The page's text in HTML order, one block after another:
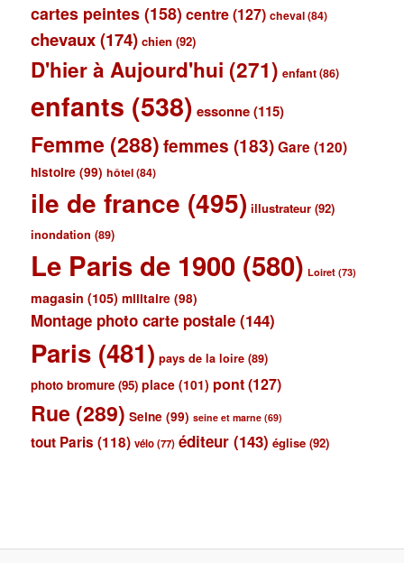
cartes peintes (158) centre(127) cheval(84)
chevaux(174) chien (92)
D'hier à Aujourd'hui (271) enfant(86)
enfants (538) essonne(115)
Femme (288)femmes (183)Gare (120)
histoire (99) hôtel(84)
ile de france (495) illustrateur (92)
inondation (89)
Le Paris de 1900 (580) Loiret (73)
magasin (105) militaire (98)
Montage photo carte postale (144)
Paris (481) pays de la loire (89)
photo bromure (95) place (101) pont(127)
Rue (289) Seine (99) seine et marne (69)
tout Paris (118) vélo(77) éditeur (143) église (92)